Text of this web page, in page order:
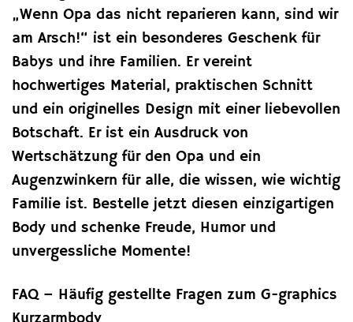
„Wenn Opa das nicht reparieren kann, sind wir
am Arsch!“ ist ein besonderes Geschenk für
Babys und ihre Familien. Er vereint
hochwertiges Material, praktischen Schnitt
und ein originelles Design mit einer liebevollen
Botschaft. Er ist ein Ausdruck von
Wertschätzung für den Opa und ein
Augenzwinkern für alle, die wissen, wie wichtig
Familie ist. Bestelle jetzt diesen einzigartigen
Body und schenke Freude, Humor und
unvergessliche Momente!
FAQ – Häufig gestellte Fragen zum G-graphics